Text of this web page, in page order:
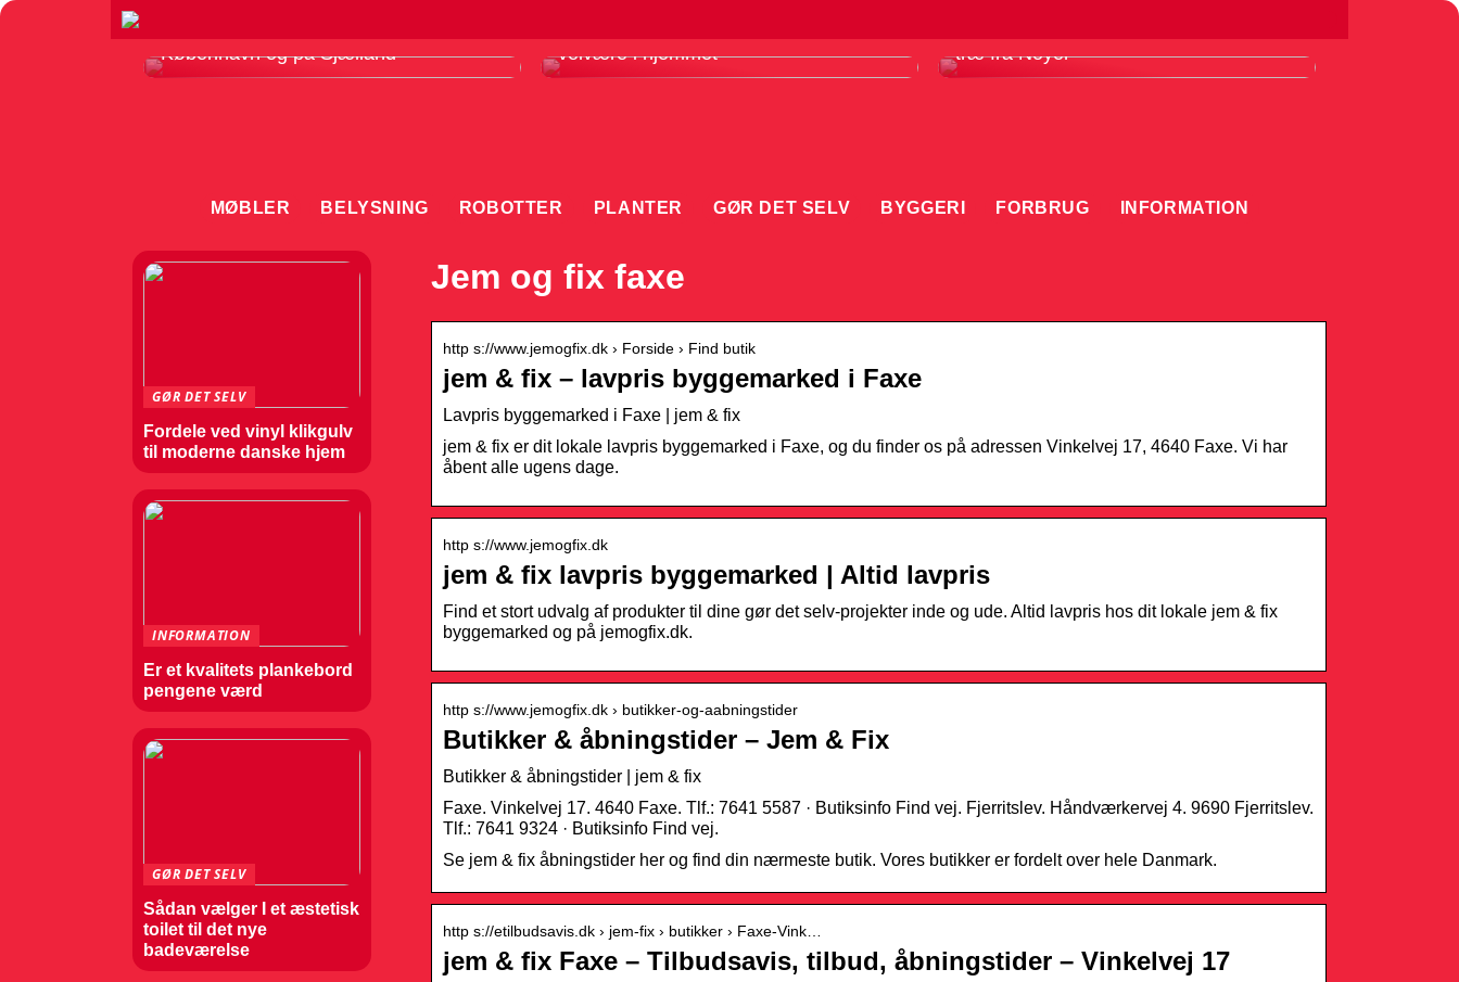
Sådan vælger du det rette gulvfirma i
København og på Sjælland
Infrarødt saunatæppe er din vej til
velvære i hjemmet
Fordele ved at bruge en knivmagnet i
træ fra Noyer
MØBLER BELYSNING ROBOTTER PLANTER GØR DET SELV BYGGERI FORBRUG INFORMATION
Jem og fix faxe
http s://www.jemogfix.dk › Forside › Find butik
jem & fix – lavpris byggemarked i Faxe
Lavpris byggemarked i Faxe | jem & fix
jem & fix er dit lokale lavpris byggemarked i Faxe, og du finder os på adressen Vinkelvej 17, 4640 Faxe. Vi har
åbent alle ugens dage.
http s://www.jemogfix.dk
jem & fix lavpris byggemarked | Altid lavpris
Find et stort udvalg af produkter til dine gør det selv-projekter inde og ude. Altid lavpris hos dit lokale jem & fix
byggemarked og på jemogfix.dk.
http s://www.jemogfix.dk › butikker-og-aabningstider
Butikker & åbningstider – Jem & Fix
Butikker & åbningstider | jem & fix
Faxe. Vinkelvej 17. 4640 Faxe. Tlf.: 7641 5587 · Butiksinfo Find vej. Fjerritslev. Håndværkervej 4. 9690 Fjerritslev.
Tlf.: 7641 9324 · Butiksinfo Find vej.
Se jem & fix åbningstider her og find din nærmeste butik. Vores butikker er fordelt over hele Danmark.
http s://etilbudsavis.dk › jem-fix › butikker › Faxe-Vink…
jem & fix Faxe – Tilbudsavis, tilbud, åbningstider – Vinkelvej 17
GØR DET SELV
Fordele ved vinyl klikgulv
til moderne danske hjem
INFORMATION
Er et kvalitets plankebord
pengene værd
GØR DET SELV
Sådan vælger I et æstetisk
toilet til det nye
badeværelse